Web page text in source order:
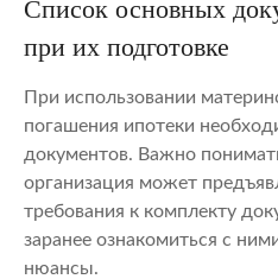
Список основных
при их подготовке
При использовании
погашения ипотеки
документов. Важно
организация может
требования к комплекту
заранее ознакомиться с
нюансы.